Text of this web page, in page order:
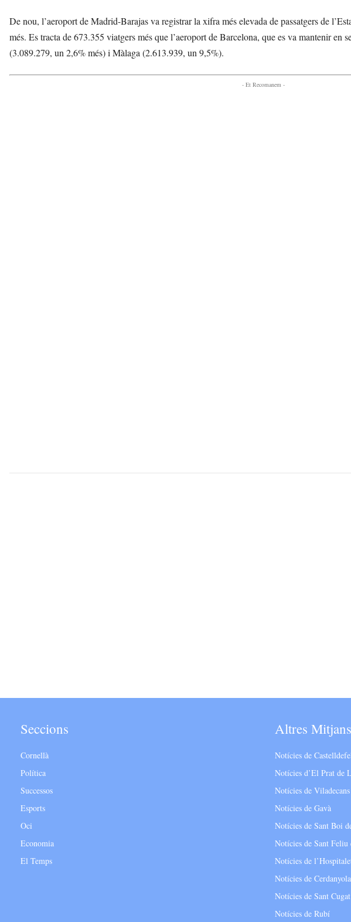
De nou, l’aeroport de Madrid-Barajas va registrar la xifra més elevada de passatgers de
més. Es tracta de 673.355 viatgers més que l’aeroport de Barcelona, que es va mantenir en
(3.089.279, un 2,6% més) i Màlaga (2.613.939, un 9,5%).
- Et Recomanem -
Seccions
Cornellà
Política
Successos
Esports
Oci
Economia
El Temps
Altres Mitjans
Notícies de
Notícies d’El Prat de
Notícies de Viladecans
Notícies de Gavà
Notícies de Sant Boi
Notícies de Sant
Notícies de
Notícies de
Notícies de Sant
Notícies de Rubí